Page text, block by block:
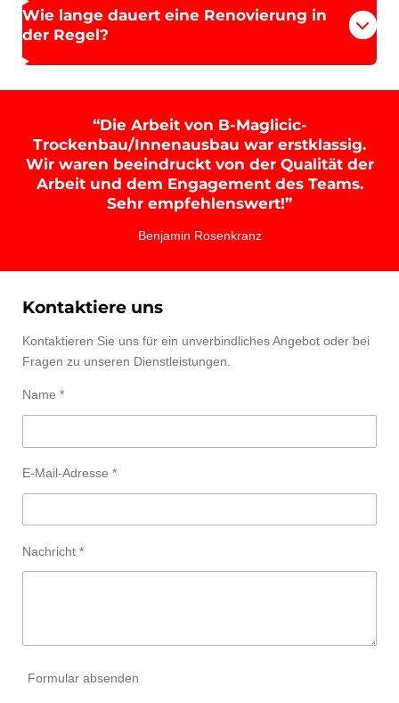
Wie lange dauert eine Renovierung in
der Regel?
“Die Arbeit von B-Maglicic-
Trockenbau/Innenausbau war erstklassig.
Wir waren beeindruckt von der Qualität der
Arbeit und dem Engagement des Teams.
Sehr empfehlenswert!”
Benjamin Rosenkranz
Kontaktiere uns
Kontaktieren Sie uns für ein unverbindliches Angebot oder bei
Fragen zu unseren Dienstleistungen.
Name *
E-Mail-Adresse *
Nachricht *
Formular absenden